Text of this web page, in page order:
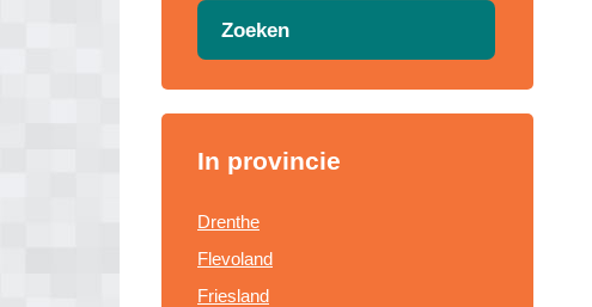
Zoeken
In provincie
Drenthe
Flevoland
Friesland